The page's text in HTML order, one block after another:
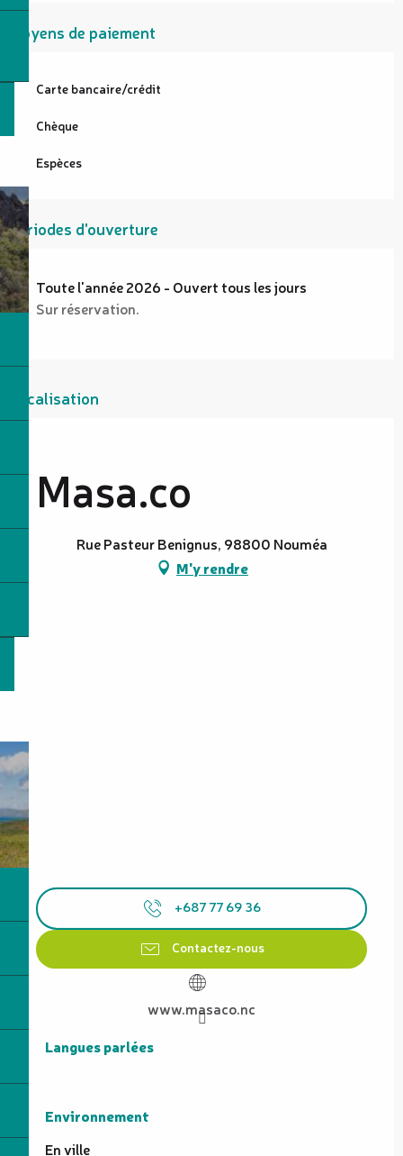
Moyens de paiement
Carte bancaire/crédit
Chèque
Espèces
Périodes d'ouverture
Toute l'année 2026 - Ouvert tous les jours
Sur réservation.
Localisation
Masa.co
Rue Pasteur Benignus, 98800 Nouméa
M'y rendre
+687 77 69 36
Contactez-nous
www.masaco.nc
Langues parlées
Langues parlées
Environnement
Environnement
En ville